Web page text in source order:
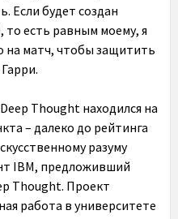
Если будет создан
то есть равным моему, я
на матч, чтобы защитить
Thought находился на
– далеко до рейтинга
разуму
IBM, предложивший
Thought. Проект
работа в университете